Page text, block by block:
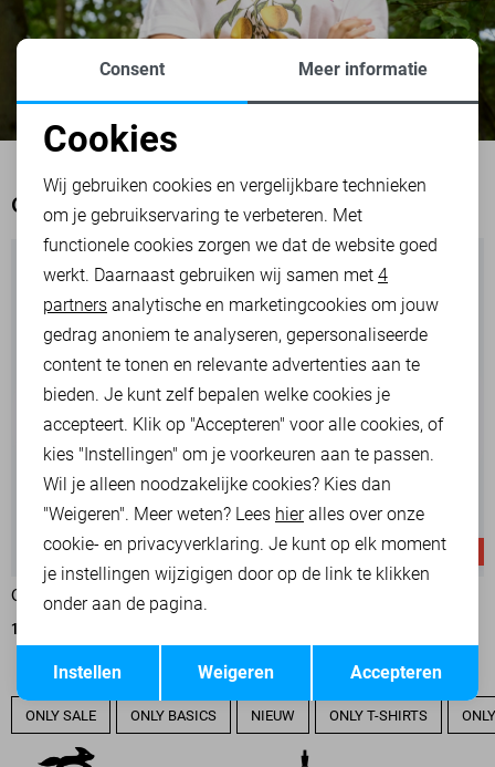
OOK HET BEKIJKEN WAARD
-50%
ONLY KORTE BROEK
13,50
-50%
ONLY SALE ONLY BASICS NIEUW ONLY T-SHIRTS
Noodzakelijke cookies
Personalisatie cookies
Analytische cookies
Marketing cookies
Terug Opslaan
Consent Meer informatie
Cookies
Wij gebruiken cookies en vergelijkbare technieken
om je gebruikservaring te verbeteren. Met
functionele cookies zorgen we dat de website goed
werkt. Daarnaast gebruiken wij samen met 4
partners analytische en marketingcookies om jouw
gedrag anoniem te analyseren, gepersonaliseerde
content te tonen en relevante advertenties aan te
bieden. Je kunt zelf bepalen welke cookies je
accepteert. Klik op "Accepteren" voor alle cookies, of
kies "Instellingen" om je voorkeuren aan te passen.
Wil je alleen noodzakelijke cookies? Kies dan
"Weigeren". Meer weten? Lees hieralles over onze
cookie- en privacyverklaring. Je kunt op elk moment
je instellingen wijzigigen door op de link te klikken
onder aan de pagina.
Accepteren
Weigeren
Instellen